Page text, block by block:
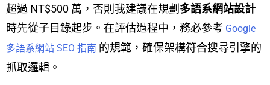
超過 NT$500 萬，否則我建議在規劃 多語系網站設計
時先從子目錄起步。在評估過程中，務必參考 Google
多語系網站 SEO 指南 的規範，確保架構符合搜尋引擎的
抓取邏輯。